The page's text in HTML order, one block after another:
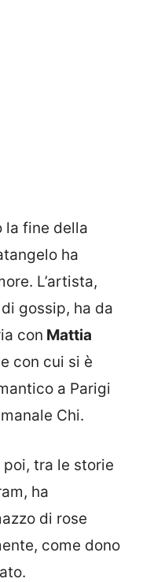
la fine della
ha
L’artista,
gossip, ha da
con Mattia
con cui si è
a Parigi
Chi.
poi, tra le storie
ha
di rose
come dono